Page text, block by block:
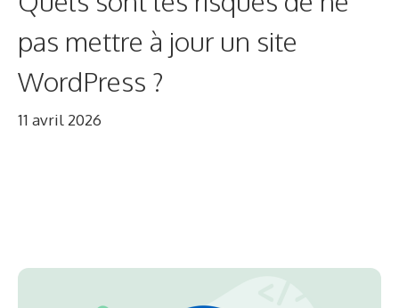
pas mettre à jour un site
WordPress ?
11 avril 2026